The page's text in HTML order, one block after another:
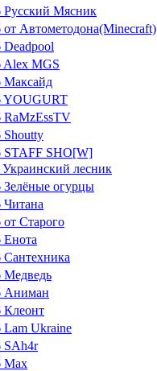
Русский Мясник
от Автометодона(Minecraft)
Deadpool
Alex MGS
Максайд
YOUGURT
RaMzEssTV
Shoutty
STAFF SHO[W]
Украинский лесник
Зелёные огурцы
Читана
от Cтарого
Енота
Сантехника
Медведь
Аниман
Клеонт
Lam Ukraine
SAh4r
Max